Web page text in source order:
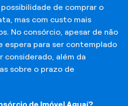
de comprar o
mas com custo mais
No consórcio, apesar de não
espera para ser contemplado
considerado, além da
sobre o prazo de